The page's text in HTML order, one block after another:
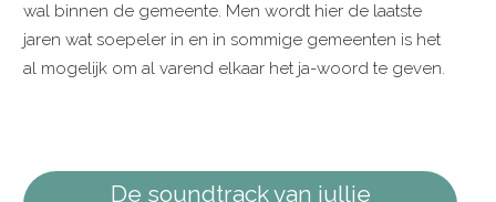
wal binnen de gemeente. Men wordt hier de laatste
jaren wat soepeler in en in sommige gemeenten is het
al mogelijk om al varend elkaar het ja-woord te geven.
De soundtrack van jullie